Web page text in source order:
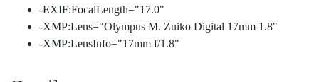
-EXIF:FocalLength="17.0"
-XMP:Lens="Olympus M. Zuiko Digital 17mm 1.8"
-XMP:LensInfo="17mm f/1.8"